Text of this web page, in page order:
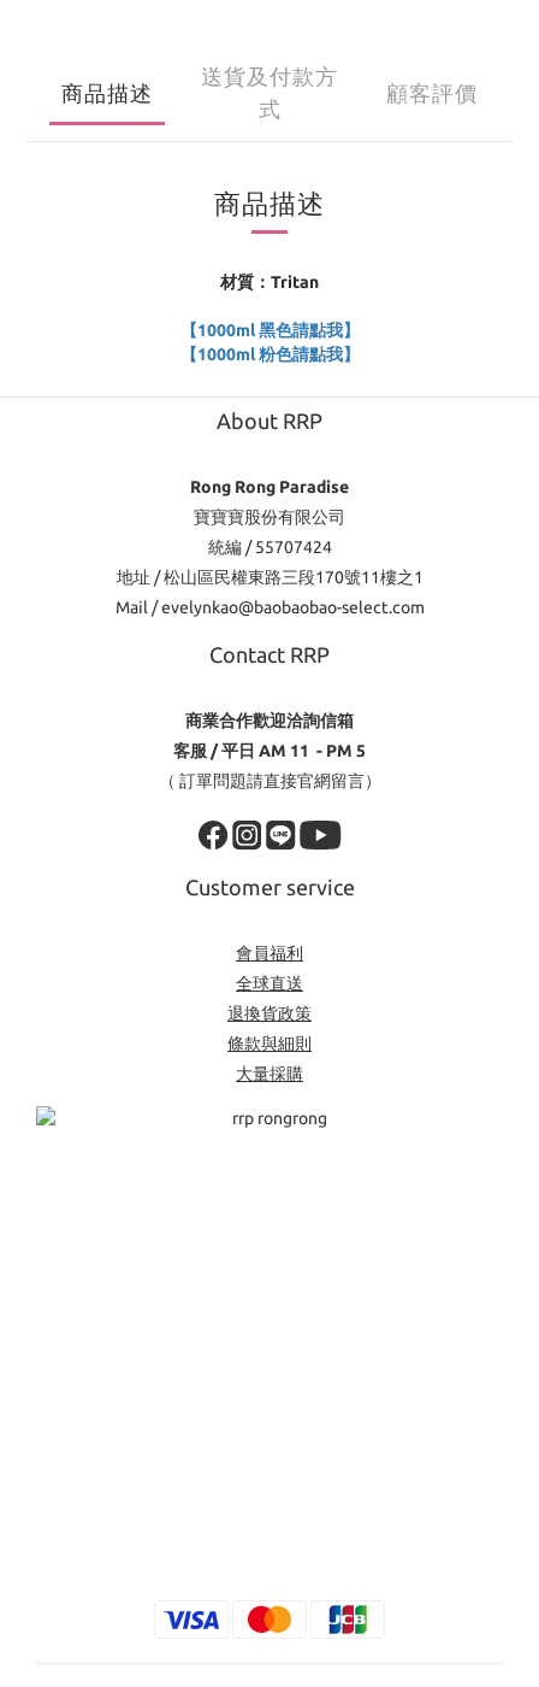
商品描述
送貨及付款方
式
顧客評價
商品描述
材質：Tritan
【1000ml 黑色請點我】
【1000ml 粉色請點我】
About RRP
Rong Rong Paradise
寶寶寶股份有限公司
統編 / 55707424
地址 / 松山區民權東路三段170號11樓之1
Mail / evelynkao@baobaobao-select.com
Contact RRP
商業合作歡迎洽詢信箱
客服 / 平日 AM 11 - PM 5
（ 訂單問題請直接官網留言）
Customer service
會員福利
全球直送
退換貨政策
條款與細則
大量採購